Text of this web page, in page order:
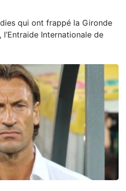
qui ont frappé la Gironde
Internationale de